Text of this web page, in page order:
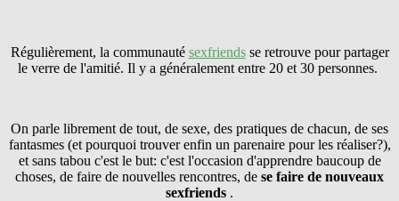
Régulièrement, la communauté sexfriendsse retrouve pour partager
le verre de l'amitié. Il y a généralement entre 20 et 30 personnes.
On parle librement de tout, de sexe, des pratiques de chacun, de ses
fantasmes (et pourquoi trouver enfin un parenaire pour les réaliser?),
et sans tabou c'est le but: c'est l'occasion d'apprendre baucoup de
choses, de faire de nouvelles rencontres, de se faire de nouveaux
sexfriends .